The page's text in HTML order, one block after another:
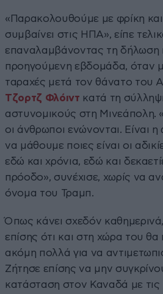
«Παρακολουθούμε με φρίκη και
συμβαίνει στις ΗΠΑ», είπε
επαναλαμβάνοντας τη δήλωση
προηγούμενη εβδομάδα, όταν
ταραχές μετά τον θάνατο του
Τζορτζ Φλόιντ κατά τη
αστυνομικούς στη Μινεάπολη.
οι άνθρωποι ενώνονται. Είναι
να μάθουμε ποιες είναι οι
εδώ και χρόνια, εδώ και
πρόοδο», συνέχισε, χωρίς να
όνομα του Τραμπ.
Όπως κάνει σχεδόν
επίσης ότι και στη χώρα του θα
ακόμη πολλά για να
Ζήτησε επίσης να μην
κατάσταση στον Καναδά με